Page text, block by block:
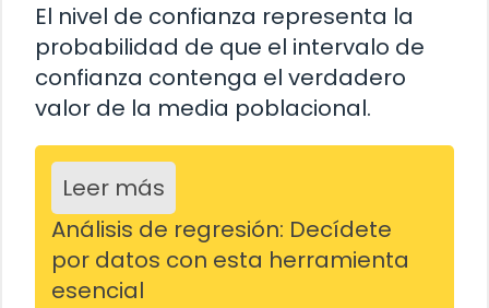
El nivel de confianza representa la
probabilidad de que el intervalo de
confianza contenga el verdadero
valor de la media poblacional.
Leer más
Análisis de regresión: Decídete
por datos con esta herramienta
esencial